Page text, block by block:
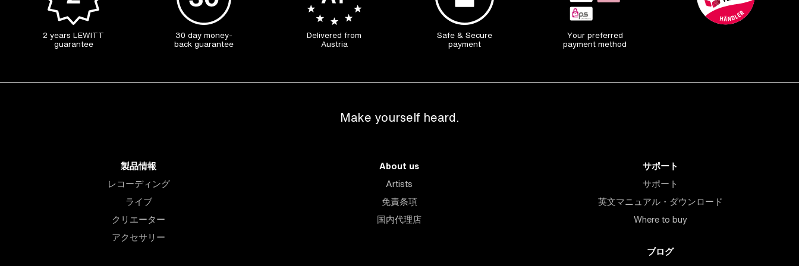
2 years LEWITT
guarantee
30 day money-
back guarantee
Delivered from
Austria
Safe & Secure
payment
Your preferred
payment method
Make yourself heard.
製品情報
レコーディング
ライブ
クリエーター
アクセサリー
About us
Artists
免責条項
国内代理店
サポート
サポート
英文マニュアル・ダウンロード
Where to buy
ブログ